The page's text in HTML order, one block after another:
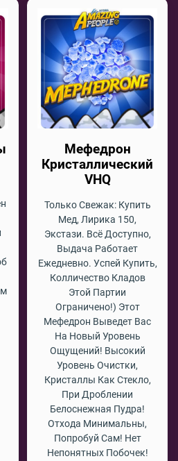
Мефедрон
Кристаллический
VHQ
Только Свежак: Купить
Мед, Лирика 150,
Экстази. Всё Доступно,
Выдача Работает
Ежедневно. Успей Купить,
Колличество Кладов
Этой Партии
Ограничено!) Этот
Мефедрон Выведет Вас
На Новый Уровень
Ощущений! Высокий
Уровень Очистки,
Кристаллы Как Стекло,
При Дроблении
Белоснежная Пудра!
Отхода Минимальны,
Попробуй Сам! Нет
Непонятных Побочек!